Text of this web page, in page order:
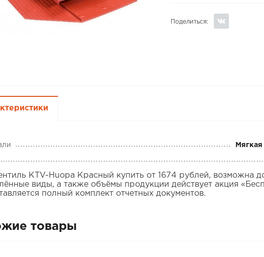
Поделиться:
КТV-Huopa Красный купить от 1674 рублей, возможна
виды, а также объёмы продукции действует акция
полный комплект отчетных документов.
товары